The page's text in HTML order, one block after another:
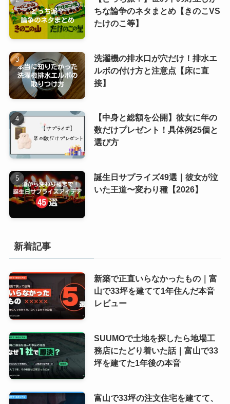
ちな論争のネタまとめ【きのこVS
たけのこ等】
洗濯機の排水口が穴だけ！排水エ
ルボの付け方と注意点【床に直
接】
【中身と総額を公開】彼女に年の
数だけプレゼント！具体例25個と
選び方
誕生日サプライズ49選｜彼女が泣
いた王道〜変わり種【2026】
新着記事
新築で正直いらなかったもの｜富
山で33坪を建てて1年住んだ本音
レビュー
SUUMOで土地を探したら地場工
務店にたどり着いた話｜富山で33
坪を建てた1年後の本音
富山で33坪の注文住宅を建てて、